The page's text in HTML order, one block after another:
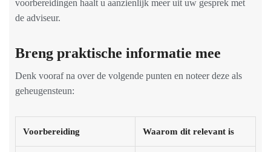
voorbereidingen haalt u aanzienlijk meer uit uw gesprek met
de adviseur.
Breng praktische informatie mee
Denk vooraf na over de volgende punten en noteer deze als
geheugensteun:
Voorbereiding Waarom dit relevant is